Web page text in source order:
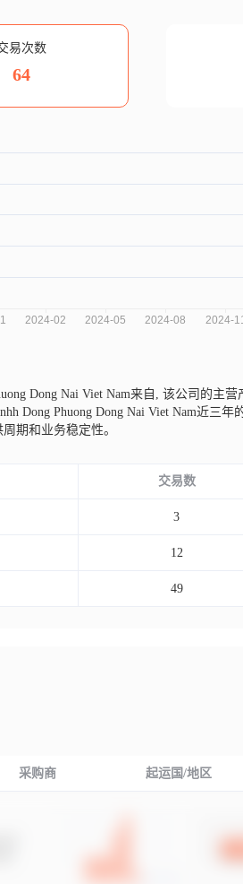
易次数
64
Dong Nai Viet Nam来自, 该公司的主营
Dong Phuong Dong Nai Viet Nam近
期和业务稳定性。
交易数
3
12
49
采购商 起运国/地区